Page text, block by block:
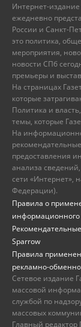
Интернет-издание
ежедневно
России и Санкт-
это политика,
мероприятия,
новости СПб
премьеры и
На страницах
которые
Политика и
темы, которые
На
предоставления
анализа
сети «Интернет»,
Федерации).
Правила о
Sparrow
Правила
рекламно-
Сетевое издание
массовой
службой по
массовых
Главный редактор